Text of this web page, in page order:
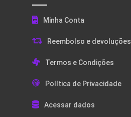
Minha Conta
Reembolso e devoluções
Termos e Condições
Política de Privacidade
Acessar dados